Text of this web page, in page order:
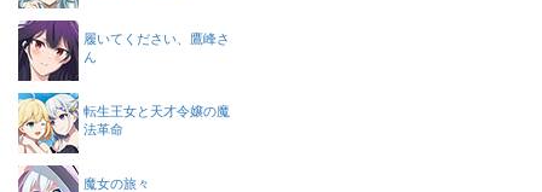
履いてください、鷹峰さ
ん
転生王女と天才令嬢の魔
法革命
魔女の旅々